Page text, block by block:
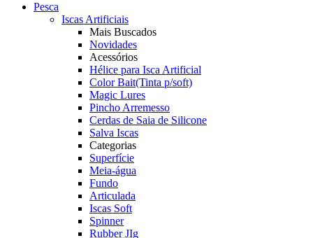
Pesca
Iscas Artificiais
Mais Buscados
Novidades
Acessórios
Hélice para Isca Artificial
Color Bait(Tinta p/soft)
Magic Lures
Pincho Arremesso
Cerdas de Saia de Silicone
Salva Iscas
Categorias
Superfície
Meia-água
Fundo
Articulada
Iscas Soft
Spinner
Rubber JIg